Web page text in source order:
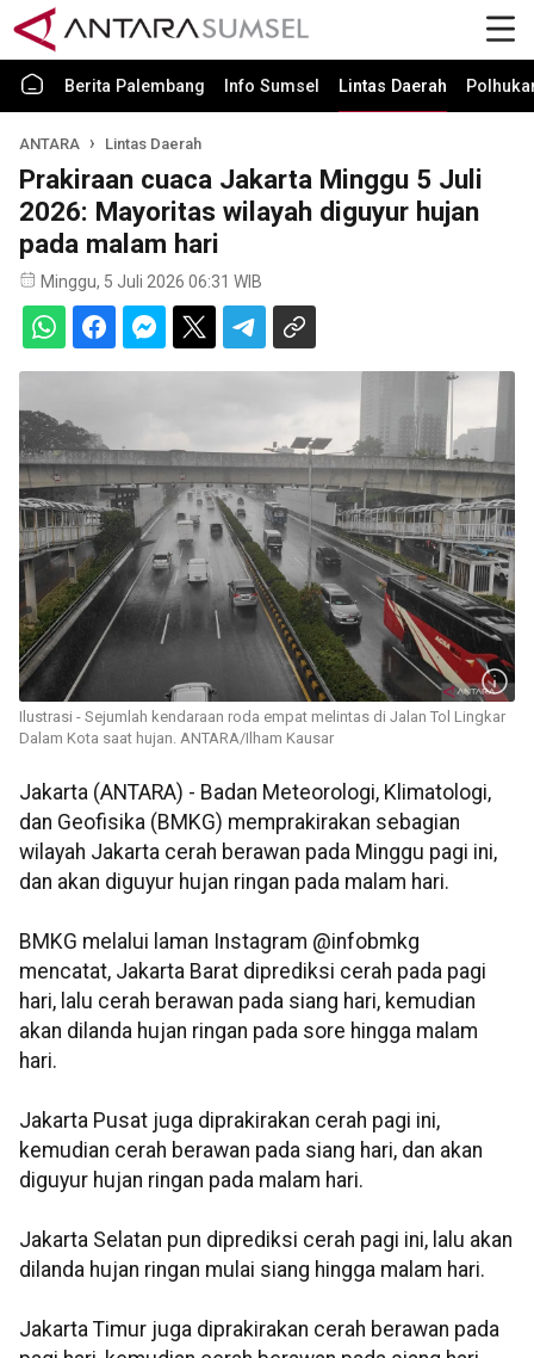
Berita Palembang Info Sumsel Lintas Daerah
ANTARA Lintas Daerah
Prakiraan cuaca Jakarta Minggu 5 Juli
2026: Mayoritas wilayah diguyur hujan
pada malam hari
Minggu, 5 Juli 2026 06:31 WIB
Ilustrasi - Sejumlah kendaraan roda empat melintas di Jalan Tol Lingkar
Dalam Kota saat hujan. ANTARA/Ilham Kausar
Jakarta (ANTARA) - Badan Meteorologi, Klimatologi,
dan Geofisika (BMKG) memprakirakan sebagian
wilayah Jakarta cerah berawan pada Minggu pagi ini,
dan akan diguyur hujan ringan pada malam hari.
BMKG melalui laman Instagram @infobmkg
mencatat, Jakarta Barat diprediksi cerah pada pagi
hari, lalu cerah berawan pada siang hari, kemudian
akan dilanda hujan ringan pada sore hingga malam
hari.
Jakarta Pusat juga diprakirakan cerah pagi ini,
kemudian cerah berawan pada siang hari, dan akan
diguyur hujan ringan pada malam hari.
Jakarta Selatan pun diprediksi cerah pagi ini, lalu akan
dilanda hujan ringan mulai siang hingga malam hari.
Jakarta Timur juga diprakirakan cerah berawan pada